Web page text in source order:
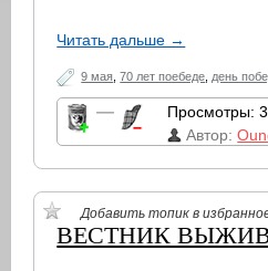
Читать дальше →
9 мая ,70 лет поебеде день
— Просмотры:
Автор:
Добавить топик в
ВЕСТНИК